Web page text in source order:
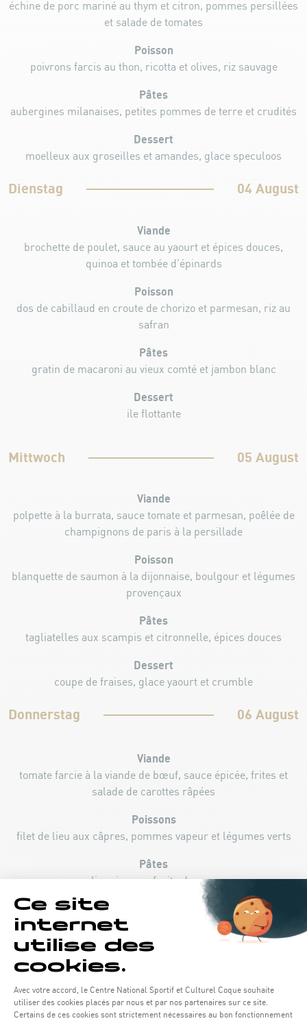
échine de porc mariné au thym et citron, pommes persillées
et salade de tomates
Poisson
poivrons farcis au thon, ricotta et olives, riz sauvage
Pâtes
aubergines milanaises, petites pommes de terre et crudités
Dessert
moelleux aux groseilles et amandes, glace speculoos
Dienstag 04 August
Viande
brochette de poulet, sauce au yaourt et épices douces,
quinoa et tombée d’épinards
Poisson
dos de cabillaud en croute de chorizo et parmesan, riz au
safran
Pâtes
gratin de macaroni au vieux comté et jambon blanc
Dessert
ile flottante
Mittwoch 05 August
Viande
polpette à la burrata, sauce tomate et parmesan, poêlée de
champignons de paris à la persillade
Poisson
blanquette de saumon à la dijonnaise, boulgour et légumes
provençaux
Pâtes
tagliatelles aux scampis et citronnelle, épices douces
Dessert
coupe de fraises, glace yaourt et crumble
Donnerstag 06 August
Viande
tomate farcie à la viande de bœuf, sauce épicée, frites et
salade de carottes râpées
Poissons
filet de lieu aux câpres, pommes vapeur et légumes verts
Pâtes
linguine aux fruits de mer
mousse au chocolat noir et framboises
Freitag
Viande
poulet basquaise, pommes wedges et légumes du soleil